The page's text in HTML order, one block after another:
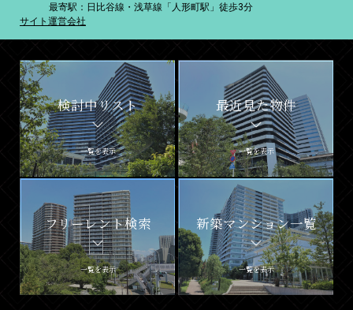
最寄駅：日比谷線・浅草線「人形町駅」徒歩3分
サイト運営会社
検討中リスト
一覧を表示
最近見た物件
一覧を表示
フリーレント検索
一覧を表示
新築マンション一覧
一覧を表示